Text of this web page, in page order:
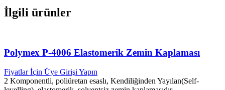
İlgili ürünler
Polymex P-4006 Elastomerik Zemin Kaplaması
Fiyatlar İçin Üye Girişi Yapın
2 Komponentli, poliüretan esaslı, Kendiliğinden Yayılan(Self-